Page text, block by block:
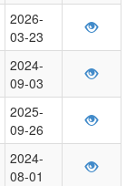
2026-
03-23
2024-
09-03
2025-
09-26
2024-
08-01